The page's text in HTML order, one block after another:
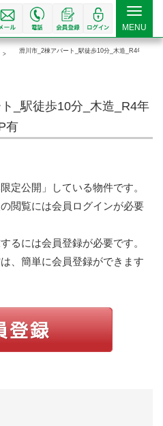
Toggle
MENU
滑川市_2棟アパート_駅徒歩10分_木造_R4年
_駅徒歩10分_木造_R4年
有
定公開」している物件です。
閲覧には会員ログインが必要
るには会員登録が必要です。
、簡単に会員登録ができます